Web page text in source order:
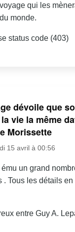
qui les
monde.
status code (403)
dévoile que
vie la même
Morissette
15 avril à 00:56
un grand
. Tous les détails en
entre Guy A.